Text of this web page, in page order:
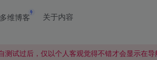
多维博客 关于内容
试过后，仅以个人客观觉得不错才会显示在导
测试过后，仅以个人客观觉得不错才会显示在